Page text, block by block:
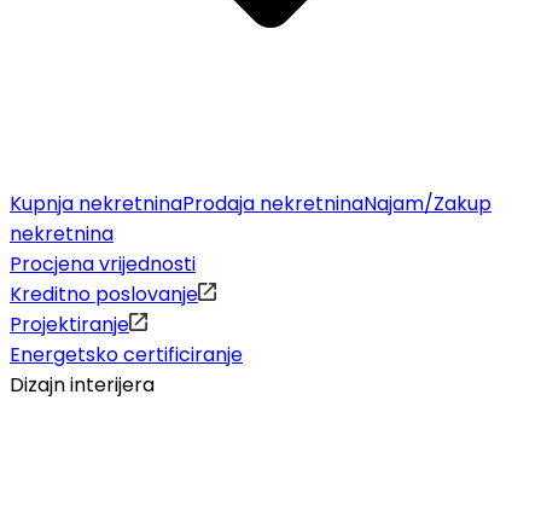
Kupnja nekretninaProdaja nekretninaNajam/Zakup
nekretnina
Procjena vrijednosti
Kreditno poslovanje
Projektiranje
Energetsko certificiranje
Dizajn interijera